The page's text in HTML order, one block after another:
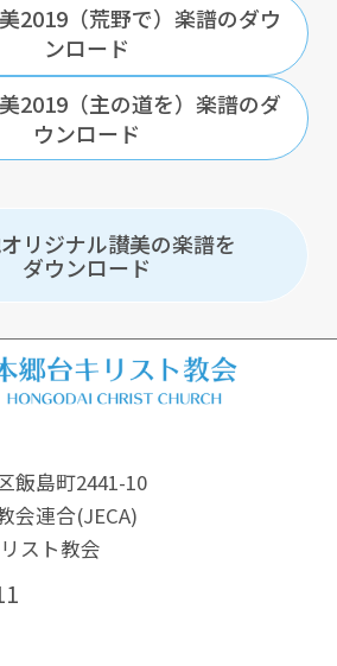
2019（荒野で）楽譜のダウ
ンロード
2019（主の道を）楽譜のダ
ウンロード
リジナル讃美の楽譜を
ダウンロード
飯島町2441-10
会連合​(JECA)
スト教会